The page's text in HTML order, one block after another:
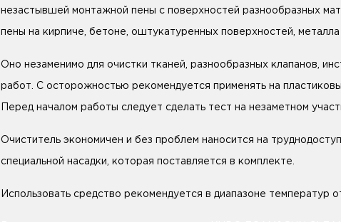
незастывшей монтажной пены с поверхностей разнообразных
пены на кирпиче, бетоне, оштукатуренных поверхностей, металла
Оно незаменимо для очистки тканей, разнообразных клапанов,
работ. С осторожностью рекомендуется применять на
Перед началом работы следует сделать тест на незаметном
Очиститель экономичен и без проблем наносится на
специальной насадки, которая поставляется в комплекте.
Использовать средство рекомендуется в диапазоне температур